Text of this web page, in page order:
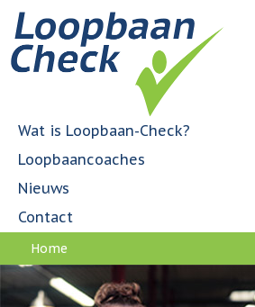
Jump to navigation
H
o
o
m
n
u
Wat is Loopbaan-Check?
Loopbaancoaches
Nieuws
Contact
U
bent
hier
Home